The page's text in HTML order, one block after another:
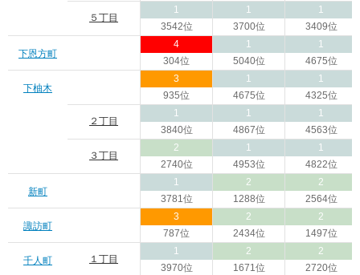
５丁目
1
3542位
1
3700位
1
3409位
下恩方町
4
304位
1
5040位
1
4675位
下柚木
3
935位
1
4675位
1
4325位
２丁目
1
3840位
1
4867位
1
4563位
３丁目
2
2740位
1
4953位
1
4822位
新町
1
3781位
2
1288位
2
2564位
諏訪町
3
787位
2
2434位
2
1497位
千人町 １丁目
1
3970位
2
1671位
2
2720位